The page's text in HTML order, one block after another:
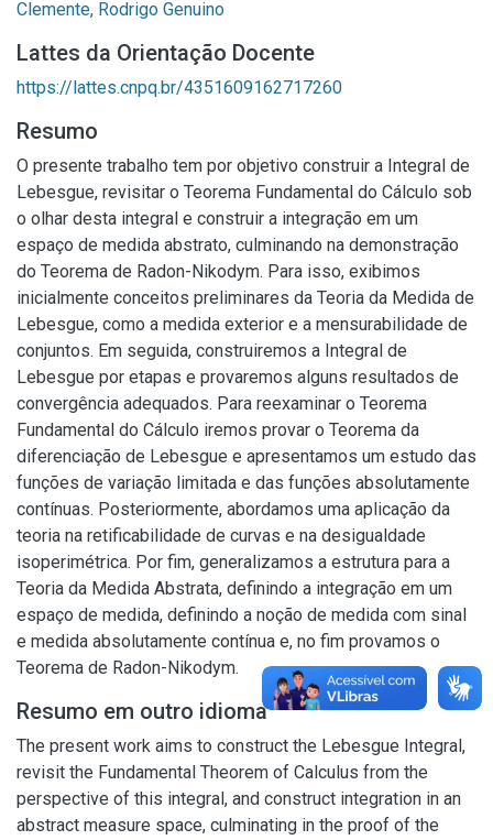
Clemente, Rodrigo Genuino
Lattes da Orientação Docente
https://lattes.cnpq.br/4351609162717260
Resumo
O presente trabalho tem por objetivo construir a Integral de
Lebesgue, revisitar o Teorema Fundamental do Cálculo sob
o olhar desta integral e construir a integração em um
espaço de medida abstrato, culminando na demonstração
do Teorema de Radon-Nikodym. Para isso, exibimos
inicialmente conceitos preliminares da Teoria da Medida de
Lebesgue, como a medida exterior e a mensurabilidade de
conjuntos. Em seguida, construiremos a Integral de
Lebesgue por etapas e provaremos alguns resultados de
convergência adequados. Para reexaminar o Teorema
Fundamental do Cálculo iremos provar o Teorema da
diferenciação de Lebesgue e apresentamos um estudo das
funções de variação limitada e das funções absolutamente
contínuas. Posteriormente, abordamos uma aplicação da
teoria na retificabilidade de curvas e na desigualdade
isoperimétrica. Por fim, generalizamos a estrutura para a
Teoria da Medida Abstrata, definindo a integração em um
espaço de medida, definindo a noção de medida com sinal
e medida absolutamente contínua e, no fim provamos o
Teorema de Radon-Nikodym.
Resumo em outro idioma
The present work aims to construct the Lebesgue Integral,
revisit the Fundamental Theorem of Calculus from the
perspective of this integral, and construct integration in an
abstract measure space, culminating in the proof of the